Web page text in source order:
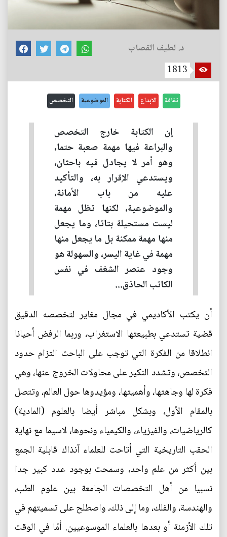
د. لطيف القصاب
1813
ثقافة الابداع الكتابة الموضوعية التخصص
إن الكتابة خارج التخصص
والبراعة فيها مهمة صعبة حتما،
وهو أمر لا يجادل فيه باحثان،
ويستدعي الإقرار به، والتأكيد
عليه من باب الأمانة،
والموضوعية، لكنها تظل مهمة
ليست مستحيلة بتاتا، وما يجعل
منها مهمة ممكنة بل ما يجعل منها
مهمة في غاية اليسر، والسهولة هو
وجود عنصر الشغف في نفس
الكاتب الحاذق...
أن يكتب الأكاديمي في مجال مغاير لتخصصه الدقيق
قضية تستدعي بطبيعتها الاستغراب، وربما الرفض أحيانا
انطلاقا من الفكرة التي توجب على الباحث التزام حدود
التخصص، وتشدد النكير على محاولات الخروج عنها، وهي
فكرة لها وجاهتها، وأهميتها، ومؤيدوها حول العالم، وتتصل
بالمقام الأول، وبشكل مباشر أيضا بالعلوم (المادية)
كالرياضيات، والفيزياء، والكيمياء ونحوها، لاسيما مع نهاية
الحقب التاريخية التي أتاحت للعلماء آنذاك قابلية الجمع
بين أكثر من علم واحد، وسمحت بوجود عدد كبير جدا
نسبيا من أهل التخصصات الجامعة بين علوم الطب،
والهندسة، والفلك، وما إلى ذلك، واصطلح على تسميتهم في
تلك الأزمنة أو بعدها بالعلماء الموسوعيين. أمّا في الوقت